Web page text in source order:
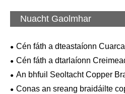
Nuacht Gaolmhar
​Cén fáth a dteastaíonn
sreanga braidáilte copair?
Cén fáth a dtarlaíonn
éis Suiteáil cheart?
An bhfuil Seoltacht Copper
ná Copar Soladach?
Conas an sreang braidáilte